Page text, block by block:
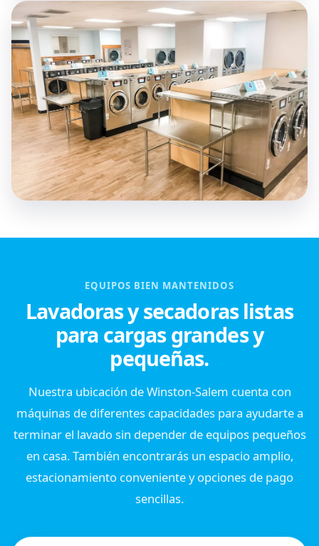
EQUIPOS BIEN MANTENIDOS
Lavadoras y secadoras listas
para cargas grandes y
pequeñas.
Nuestra ubicación de Winston-Salem cuenta con
máquinas de diferentes capacidades para ayudarte a
terminar el lavado sin depender de equipos pequeños
en casa. También encontrarás un espacio amplio,
estacionamiento conveniente y opciones de pago
sencillas.